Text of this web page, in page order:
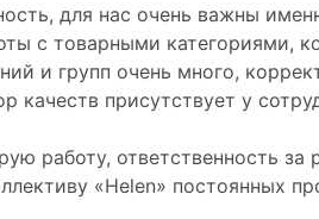
для нас очень важны
с товарными категориями,
и групп очень много,
качеств присутствует у
работу, ответственность за
«Helen» постоянных